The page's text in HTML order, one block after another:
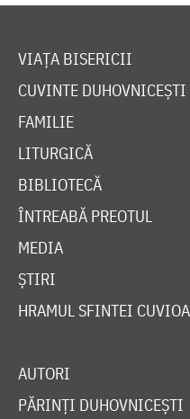
VIAȚA BISERICII
CUVINTE DUHOVNICEȘTI
FAMILIE
LITURGICĂ
BIBLIOTECĂ
ÎNTREABĂ PREOTUL
MEDIA
ȘTIRI
HRAMUL SFINTEI
AUTORI
PĂRINȚI DUHOVNICEȘTI